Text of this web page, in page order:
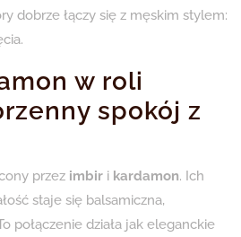
dobrze łączy się z męskim stylem:
w roli
spokój z
przez imbir i kardamon. Ich
staje się balsamiczna,
połączenie działa jak eleganckie